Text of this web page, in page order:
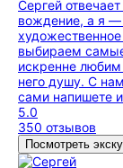
Сергей
вождение, а я —
выбираем
искренне
него душу. С
сами напишете
5.0
350 отзывов
Посмотреть